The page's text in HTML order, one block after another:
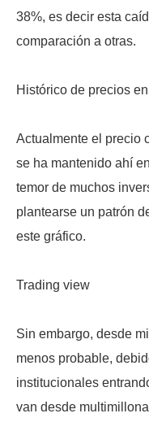
38%, es decir esta
comparación a otras.
Histórico de precios
Actualmente el precio
se ha mantenido ahí
temor de muchos
plantearse un patrón
este gráfico.
Trading view
Sin embargo, desde
menos probable,
institucionales
van desde